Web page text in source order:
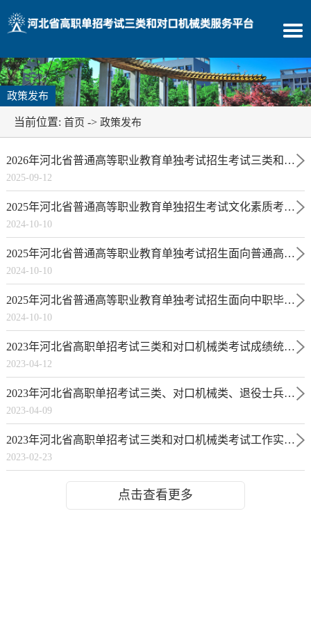
政策发布
当前位置: 首页 -> 政策发布
2026年河北省普通高等职业教育单独考试招生考试三类和机械类各科目考试说明
2025-09-12
2025年河北省普通高等职业教育单独招生考试文化素质考试说明
2024-10-10
2025年河北省普通高等职业教育单独考试招生面向普通高中毕业生考试三类职业技能考试说明
2024-10-10
2025年河北省普通高等职业教育单独考试招生面向中职毕业生机械类职业技能考试说明
2024-10-10
2023年河北省高职单招考试三类和对口机械类考试成绩统计表
2023-04-12
2023年河北省高职单招考试三类、对口机械类、退役士兵（考试三类）招生计划
2023-04-09
2023年河北省高职单招考试三类和对口机械类考试工作实施方案
2023-02-23
点击查看更多